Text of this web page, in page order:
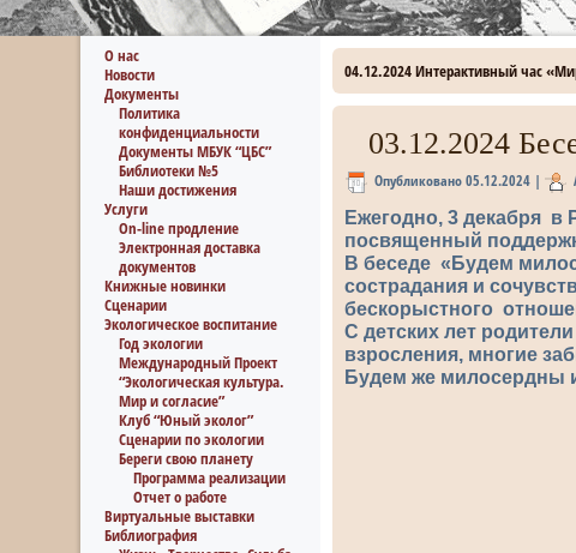
О нас
Новости
Документы
Политика
конфиденциальности
Документы МБУК “ЦБС”
Библиотеки №5
Наши достижения
Услуги
On-line продление
Электронная доставка
документов
Книжные новинки
Сценарии
Экологическое воспитание
Год экологии
Международный Проект
“Экологическая культура.
Мир и согласие”
Клуб “Юный эколог”
Сценарии по экологии
Береги свою планету
Программа реализации
Отчет о работе
Виртуальные выставки
Библиография
04.12.2024 Интерактивный час
03.12.2024
Опубликовано05.12.2024 |
Ежегодно, 3 декабря в
посвященный
В беседе «Будем
сострадания и
бескорыстного
С детских лет
взросления, многие
Будем же милосердны